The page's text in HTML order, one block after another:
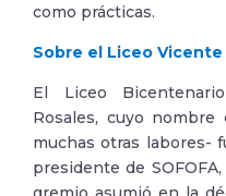
como prácticas.
Sobre el Liceo Vicente
El Liceo
Rosales, cuyo
muchas otras labores-
presidente de